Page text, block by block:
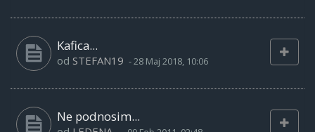
Kafica...
od STEFAN19 -28 Maj 2018, 10:06
Ne podnosim...